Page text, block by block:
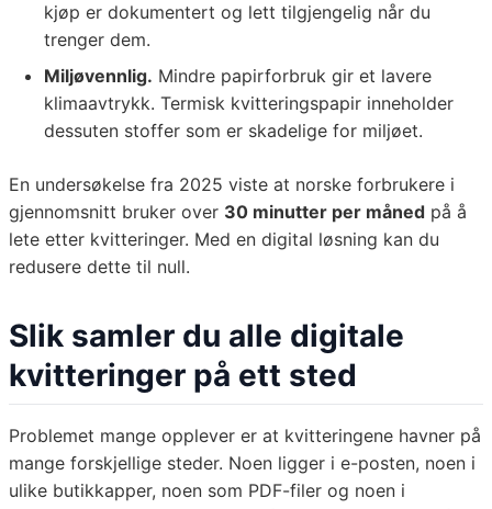
kjøp er dokumentert og lett tilgjengelig når du
trenger dem.
Miljøvennlig. Mindre papirforbruk gir et lavere
klimaavtrykk. Termisk kvitteringspapir inneholder
dessuten stoffer som er skadelige for miljøet.
En undersøkelse fra 2025 viste at norske forbrukere i
gjennomsnitt bruker over 30 minutter per måned på å
lete etter kvitteringer. Med en digital løsning kan du
redusere dette til null.
Slik samler du alle digitale
kvitteringer på ett sted
Problemet mange opplever er at kvitteringene havner på
mange forskjellige steder. Noen ligger i e-posten, noen i
ulike butikkapper, noen som PDF-filer og noen i